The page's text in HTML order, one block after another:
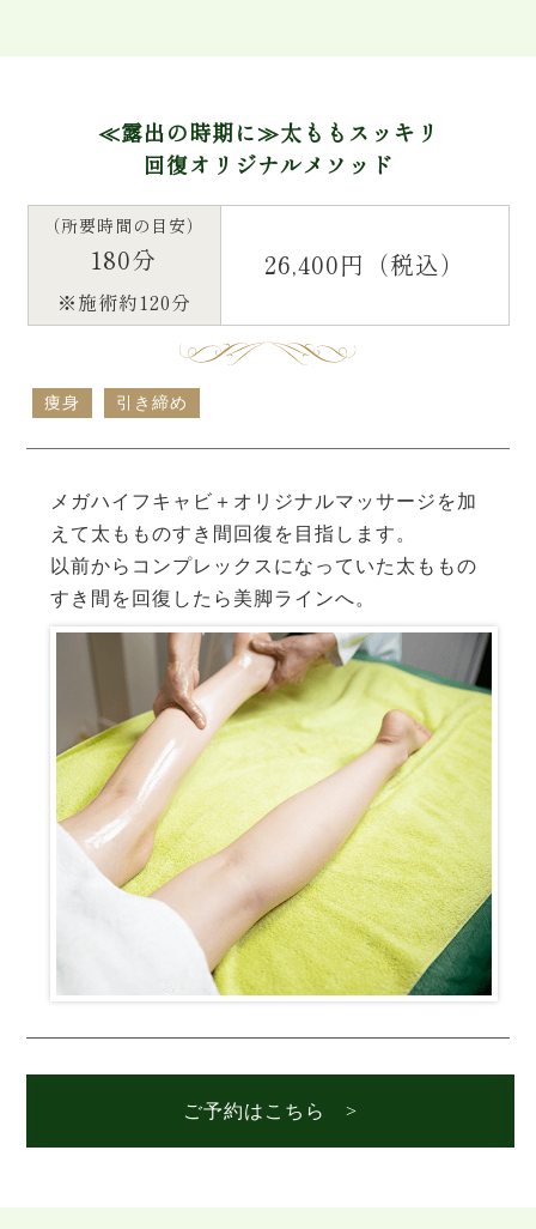
≪露出の時期に≫太ももスッキリ
回復オリジナルメソッド
（所要時間の目安）
180分
※施術約120分
26,400円（税込）
痩身 引き締め
メガハイフキャビ＋オリジナルマッサージを加
えて太もものすき間回復を目指します。
以前からコンプレックスになっていた太ももの
すき間を回復したら美脚ラインへ。
ご予約はこちら >